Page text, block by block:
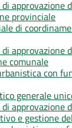
approvazione
provinciale
di
approvazione
comunale
con
generale
approvazione
e gestione